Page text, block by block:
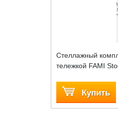
Cтеллажный
тележкой FAMI
Купить